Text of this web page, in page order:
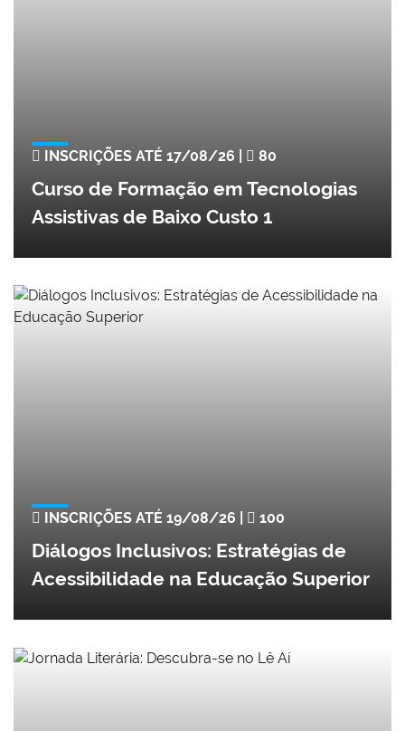
INSCRIÇÕES ATÉ 17/08/26 | 80
Curso de Formação em Tecnologias
Assistivas de Baixo Custo 1
INSCRIÇÕES ATÉ 19/08/26 | 100
Diálogos Inclusivos: Estratégias de
Acessibilidade na Educação Superior